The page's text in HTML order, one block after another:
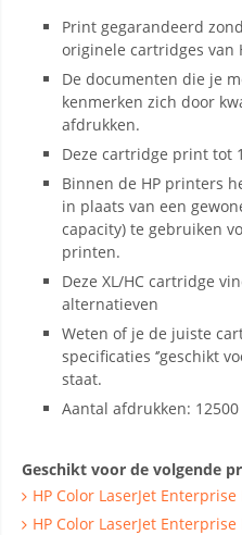
Print gegarandeerd
originele cartridges van
De documenten die je
kenmerken zich door
afdrukken.
Deze cartridge print tot
Binnen de HP printers
in plaats van een
capacity) te gebruiken
printen.
Deze XL/HC cartridge
alternatieven
Weten of je de juiste
specificaties ‘’geschikt
staat.
Aantal afdrukken: 12500
Geschikt voor de volgende
HP Color LaserJet Enterprise
HP Color LaserJet